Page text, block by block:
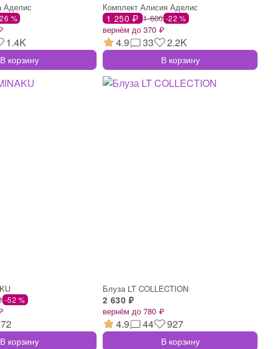
Аделис
%
1.4K
В корзину
Комплект Алисия Аделис
1 250 ₽ 1 600 -22 %
вернём до 370 ₽
4.9 33 2.2K
В корзину
-52 %
72
В корзину
Блуза LT COLLECTION
2 630 ₽
вернём до 780 ₽
4.9 44 927
В корзину